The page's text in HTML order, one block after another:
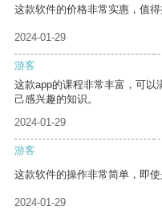
这款软件的价格非常实惠，值得
2024-01-29
游客
这款app的课程非常丰富，可以
己感兴趣的知识。
2024-01-29
游客
这款软件的操作非常简单，即使
2024-01-29